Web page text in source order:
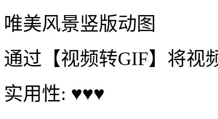
实用性: ♥♥♥
制作工具：GIF压缩,视频
制作难度：★